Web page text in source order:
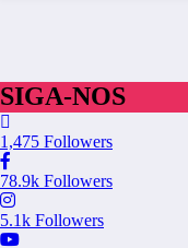
SIGA-NOS
1,475 Followers
78.9k Followers
5.1k Followers